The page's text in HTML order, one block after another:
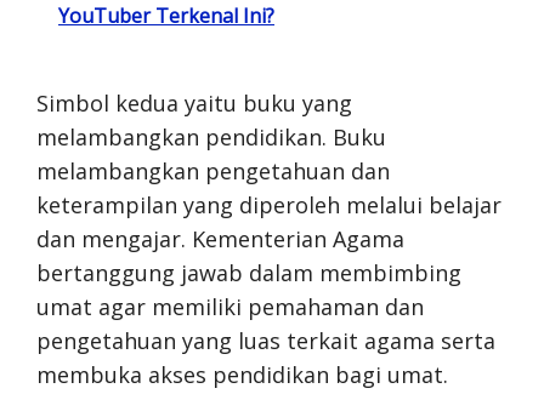
YouTuber Terkenal Ini?
Simbol kedua yaitu buku yang
melambangkan pendidikan. Buku
melambangkan pengetahuan dan
keterampilan yang diperoleh melalui belajar
dan mengajar. Kementerian Agama
bertanggung jawab dalam membimbing
umat agar memiliki pemahaman dan
pengetahuan yang luas terkait agama serta
membuka akses pendidikan bagi umat.